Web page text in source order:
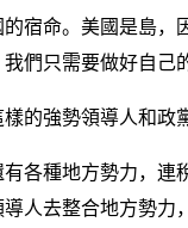
宿命。美國是島，
們只需要做好自己
的強勢領導人和政
各種地方勢力，連
人去整合地方勢力